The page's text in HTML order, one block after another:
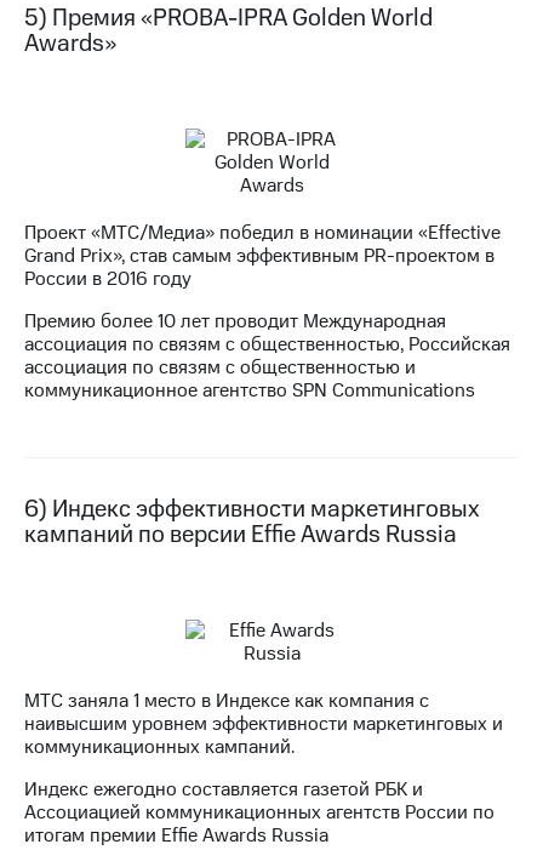
5) Премия «PROBA-IPRA Golden World
Awards»
Проект «МТС/Медиа» победил в номинации «Effective
Grand Prix», став самым эффективным PR-проектом в
России в 2016 году
Премию более 10 лет проводит Международная
ассоциация по связям с общественностью, Российская
ассоциация по связям с общественностью и
коммуникационное агентство SPN Communications
6) Индекс эффективности маркетинговых
кампаний по версии Effie Awards Russia
МТС заняла 1 место в Индексе как компания с
наивысшим уровнем эффективности маркетинговых и
коммуникационных кампаний.
Индекс ежегодно составляется газетой РБК и
Ассоциацией коммуникационных агентств России по
итогам премии Effie Awards Russia